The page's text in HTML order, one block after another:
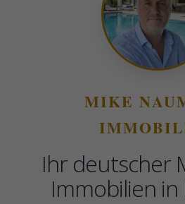
MIKE
Ihr deutscher
Immobilien in